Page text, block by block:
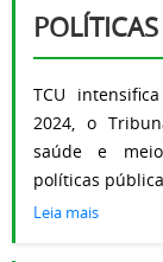
TCU
2024, o
saúde e
políticas
Leia mais